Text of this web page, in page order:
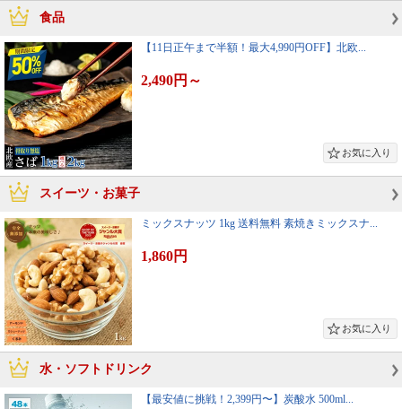
食品
【11日正午まで半額！最大4,990円OFF】北欧...
2,490円 ～
スイーツ・お菓子
ミックスナッツ 1kg 送料無料 素焼きミックスナ...
1,860円
水・ソフトドリンク
【最安値に挑戦！2,399円〜】炭酸水 500ml...